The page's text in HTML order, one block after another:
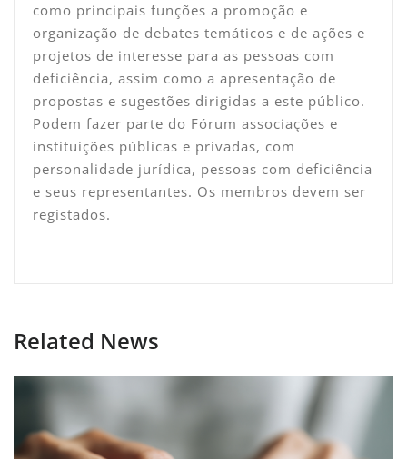
como principais funções a promoção e
organização de debates temáticos e de ações e
projetos de interesse para as pessoas com
deficiência, assim como a apresentação de
propostas e sugestões dirigidas a este público.
Podem fazer parte do Fórum associações e
instituições públicas e privadas, com
personalidade jurídica, pessoas com deficiência
e seus representantes. Os membros devem ser
registados.
Related News